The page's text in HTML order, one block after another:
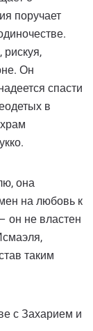
поручает
Он
спасти
в
она
на любовь к
он не властен
таким
с Захарием и